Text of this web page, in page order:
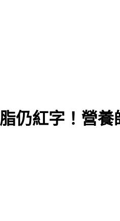
仍紅字！營